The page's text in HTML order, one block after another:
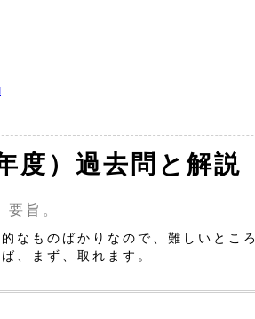
度）過去問と解説
旨。
なものばかりなので、難しいところ
、まず、取れます。